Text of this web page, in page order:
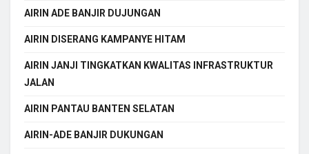
AIRIN ADE BANJIR DUJUNGAN
AIRIN DISERANG KAMPANYE HITAM
AIRIN JANJI TINGKATKAN KWALITAS INFRASTRUKTUR
JALAN
AIRIN PANTAU BANTEN SELATAN
AIRIN-ADE BANJIR DUKUNGAN